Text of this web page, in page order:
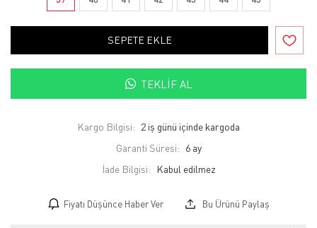
SEPETE EKLE
TEKLIF AL
Kargo Bilgisi: 2 iş günü içinde kargoda
Garanti Süresi: 6 ay
İade Bilgisi:
Fiyatı Düşünce Haber Ver Bu Ürünü Paylaş